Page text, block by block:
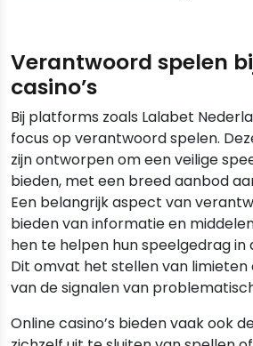
Verantwoord spelen
casino’s
Bij platforms zoals Lalabet
focus op verantwoord spelen.
zijn ontworpen om een veilige
bieden, met een breed aanbod
Een belangrijk aspect van
bieden van informatie en
hen te helpen hun speelgedrag in
Dit omvat het stellen van
van de signalen van
Online casino’s bieden vaak ook